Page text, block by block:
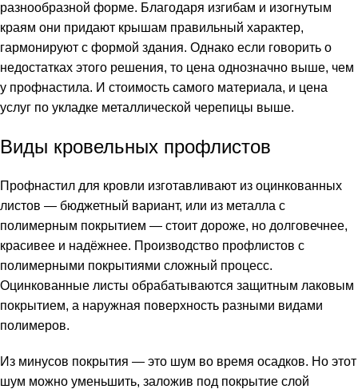
разнообразной форме. Благодаря изгибам и изогнутым
краям они придают крышам правильный характер,
гармонируют с формой здания. Однако если говорить о
недостатках этого решения, то цена однозначно выше, чем
у профнастила. И стоимость самого материала, и цена
услуг по укладке металлической черепицы выше.
Виды кровельных профлистов
Профнастил для кровли изготавливают из оцинкованных
листов — бюджетный вариант, или из металла с
полимерным покрытием — стоит дороже, но долговечнее,
красивее и надёжнее. Производство профлистов с
полимерными покрытиями сложный процесс.
Оцинкованные листы обрабатываются защитным лаковым
покрытием, а наружная поверхность разными видами
полимеров.
Из минусов покрытия — это шум во время осадков. Но этот
шум можно уменьшить, заложив под покрытие слой